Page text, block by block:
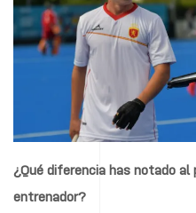
¿Qué diferencia has notado al
entrenador?